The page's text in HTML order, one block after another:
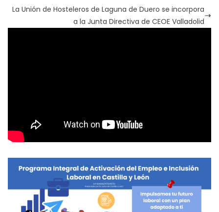
La Unión de Hosteleros de Laguna de Duero se incorpora
a la Junta Directiva de CEOE Valladolid